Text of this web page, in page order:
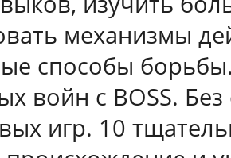
механизмы
способы
войн с BOSS.
игр. 10